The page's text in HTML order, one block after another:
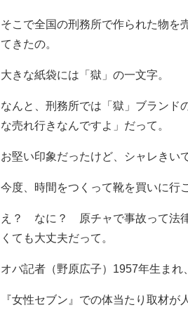
そこで全国の刑務所で作られた物を
てきたの。
大きな紙袋には「獄」の一文字。
なんと、刑務所では「獄」ブランド
な売れ行きなんですよ」だって。
お堅い印象だったけど、シャレきい
今度、時間をつくって靴を買いに行
え？ なに？ 原チャで事故って法
くても大丈夫だって。
オバ記者（野原広子）1957年生まれ
『女性セブン』での体当たり取材が